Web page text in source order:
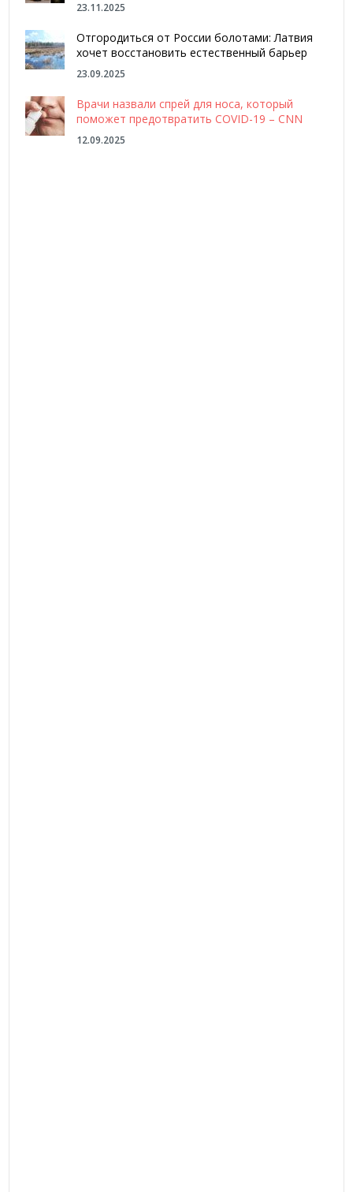
23.11.2025
Отгородиться от России болотами: Латвия
хочет восстановить естественный барьер
23.09.2025
Врачи назвали спрей для носа, который
поможет предотвратить COVID-19 – CNN
12.09.2025